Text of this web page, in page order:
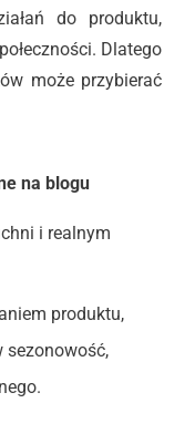
do produktu,
Dlatego
może przybierać
na blogu
i realnym
produktu,
sezonowość,